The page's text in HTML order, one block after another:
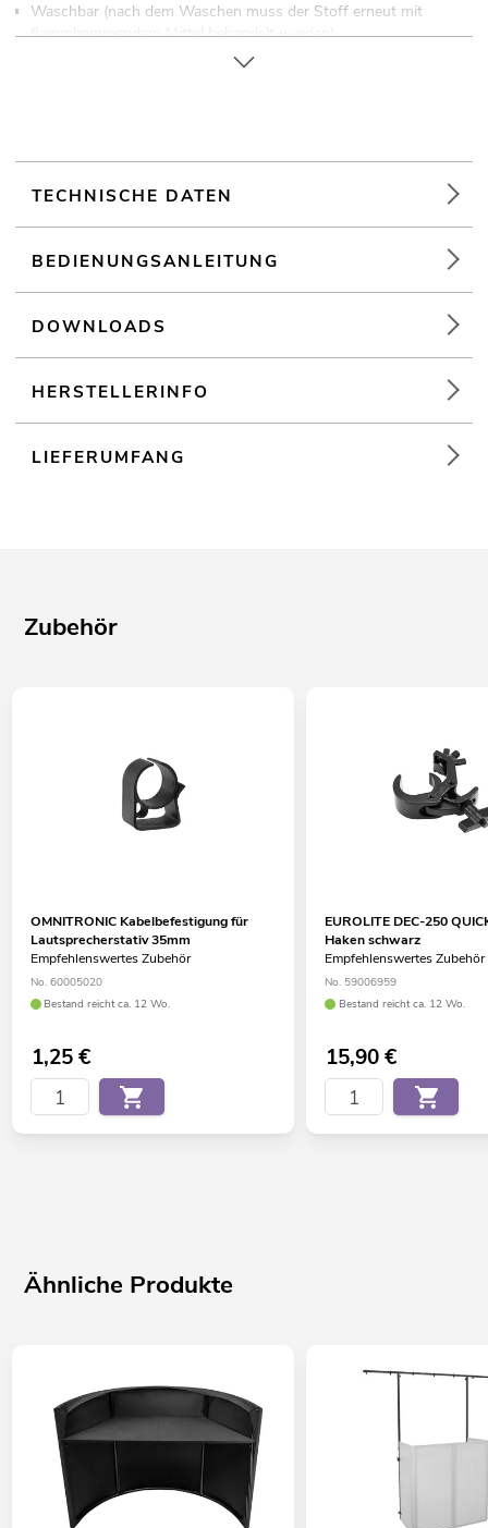
Waschbar (nach dem Waschen muss der Stoff erneut mit
flammhemmendem Mittel behandelt werden)
TECHNISCHE DATEN
BEDIENUNGSANLEITUNG
DOWNLOADS
HERSTELLERINFO
LIEFERUMFANG
Zubehör
OMNITRONIC Kabelbefestigung für
Lautsprecherstativ 35mm
Empfehlenswertes Zubehör
No. 60005020
Bestand reicht ca. 12 Wo.
1,25€
EUROLITE DEC-250
Haken schwarz
Empfehlenswertes Zubehör
No. 59006959
Bestand reicht ca. 12 Wo.
15,90€
Ähnliche Produkte